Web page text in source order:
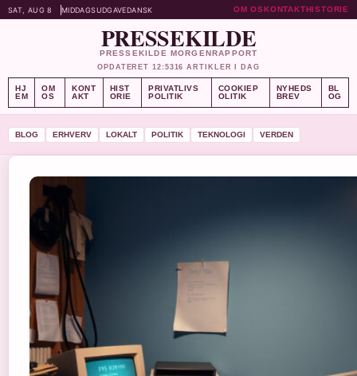
SAT, AUG 8 MIDDAGSUDGAVEDANSK OM OSKONTAKTHISTORIE
PRESSEKILDE
PRESSEKILDE MORGENRAPPORT
OPDATERET 12:5316 ARTIKLER I DAG
HJ
EM
OM
OS
KONT
AKT
HIST
ORIE
PRIVATLIVS
POLITIK
COOKIEP
OLITIK
NYHEDS
BREV
BL
OG
BLOG ERHVERV LOKALT POLITIK TEKNOLOGI VERDEN